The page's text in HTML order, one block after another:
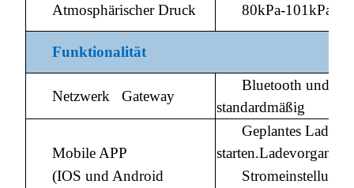
Atmosphärischer Druck 80kPa-101kPa
Funktionalität
Netzwerk Gateway
Bluetooth und
standardmäßig
Mobile APP
Geplantes Laden
starten.Ladevorgang
(IOS und Android
Stromeinstellung